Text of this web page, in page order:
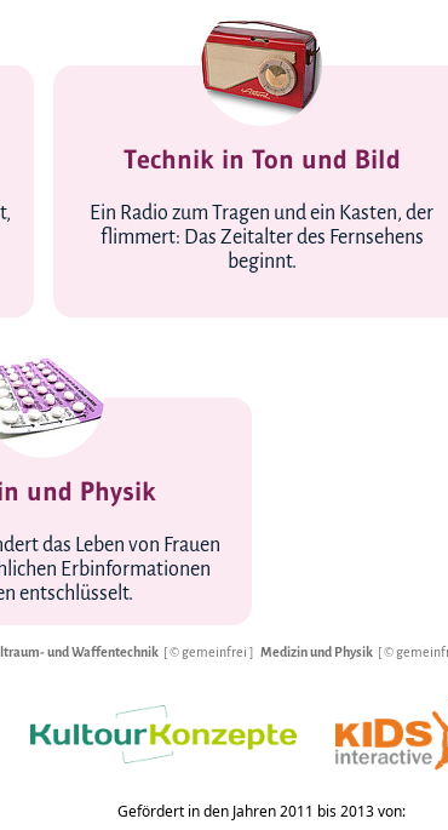
Technik in Ton und Bild
Ein Radio zum Tragen und ein Kasten, der
flimmert: Das Zeitalter des Fernsehens
beginnt.
und Physik
das Leben von Frauen
Erbinformationen
entschlüsselt.
und Waffentechnik [ © gemeinfrei ] Medizin und Physik [ ©
Gefördert in den Jahren 2011 bis 2013 von: